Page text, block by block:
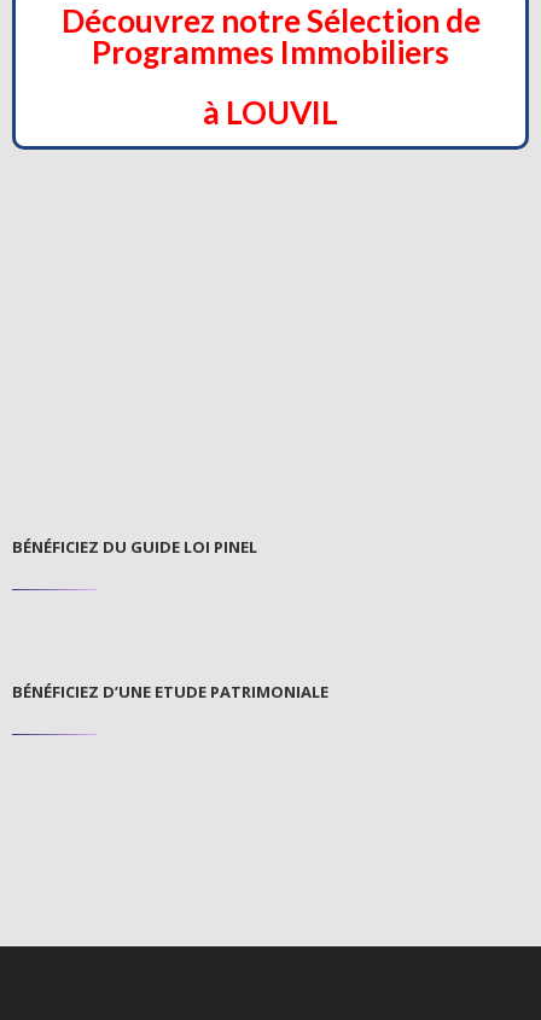
Découvrez notre Sélection de
Programmes Immobiliers
à LOUVIL
BÉNÉFICIEZ DU GUIDE LOI PINEL
BÉNÉFICIEZ D’UNE ETUDE PATRIMONIALE